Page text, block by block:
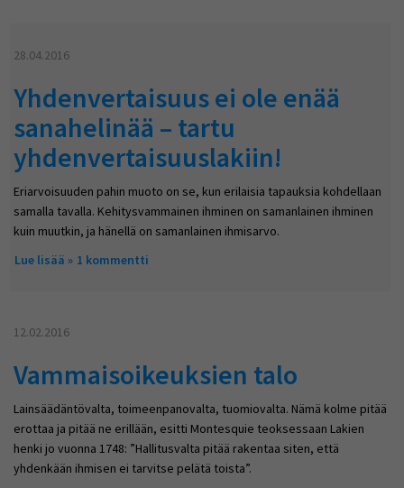
28.04.2016
Yhdenvertaisuus ei ole enää
sanahelinää – tartu
yhdenvertaisuuslakiin!
Eriarvoisuuden pahin muoto on se, kun erilaisia tapauksia kohdellaan
samalla tavalla. Kehitysvammainen ihminen on samanlainen ihminen
kuin muutkin, ja hänellä on samanlainen ihmisarvo.
Lue lisää about Yhdenvertaisuus ei ole enää sanahelinää – tartu
1 kommentti
12.02.2016
Vammaisoikeuksien talo
Lainsäädäntövalta, toimeenpanovalta, tuomiovalta. Nämä kolme pitää
erottaa ja pitää ne erillään, esitti Montesquie teoksessaan Lakien
henki jo vuonna 1748: ”Hallitusvalta pitää rakentaa siten, että
yhdenkään ihmisen ei tarvitse pelätä toista”.